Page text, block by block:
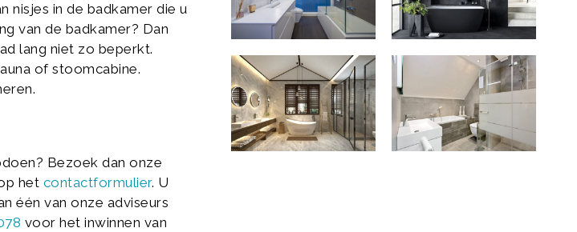
nisjes in de badkamer die u
van de badkamer? Dan
lang niet zo beperkt.
of stoomcabine.
Bezoek dan onze
het contactformulier. U
één van onze adviseurs
voor het inwinnen van
02-
5d881034-
1024x731
Verwijst-
21-
1024x768
Bitswijk31Uden-
15-
1024x683